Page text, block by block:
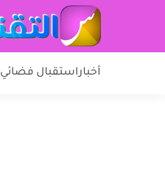
أخباراستقبال فضائي